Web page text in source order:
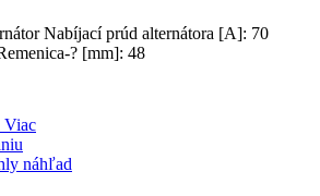
Nabíjací prúd alternátora [A]: 70
? [mm]: 48
Viac
náhľad